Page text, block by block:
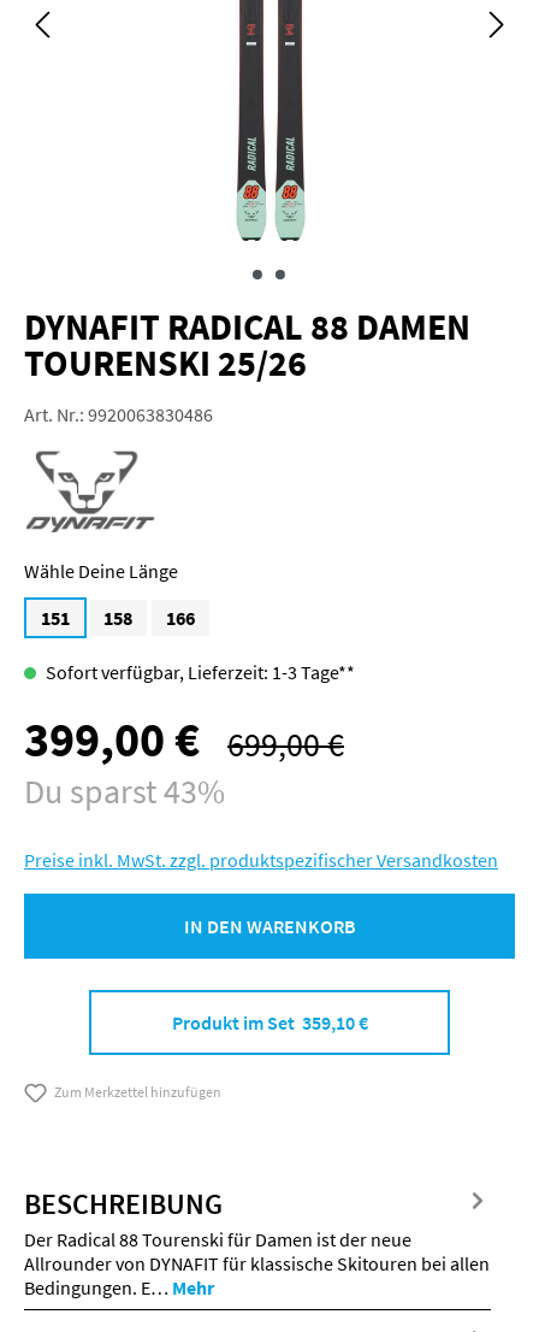
DYNAFIT RADICAL 88 DAMEN
TOURENSKI 25/26
Art. Nr.: 9920063830486
Länge
151
158 166
Sofort verfügbar, Lieferzeit: 1-3 Tage**
Verkaufspreis:
399,00 € Regulärer Preis:
699,00 €
Du sparst 43%
Preise inkl. MwSt. zzgl. produktspezifischer Versandkosten
IN DEN WARENKORB
Produkt im Set 359,10 €
Zum Merkzettel hinzufügen
BESCHREIBUNG
Der Radical 88 Tourenski für Damen ist der neue
Allrounder von DYNAFIT für klassische Skitouren bei allen
Bedingungen. E… Mehr